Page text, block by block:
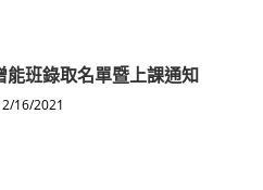
能班錄取名單暨上課通知
16/2021